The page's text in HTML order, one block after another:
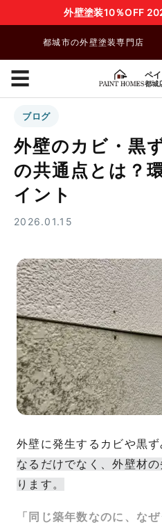
外壁塗装10％OFF
都城市の外壁塗装専門店
ペ
都城
☰
ブログ
外壁のカビ・黒
の共通点とは？
イント
2026.01.15
外壁に発生するカビや黒ず
なるだけでなく、外壁材
ります。
「同じ築年数なのに、な